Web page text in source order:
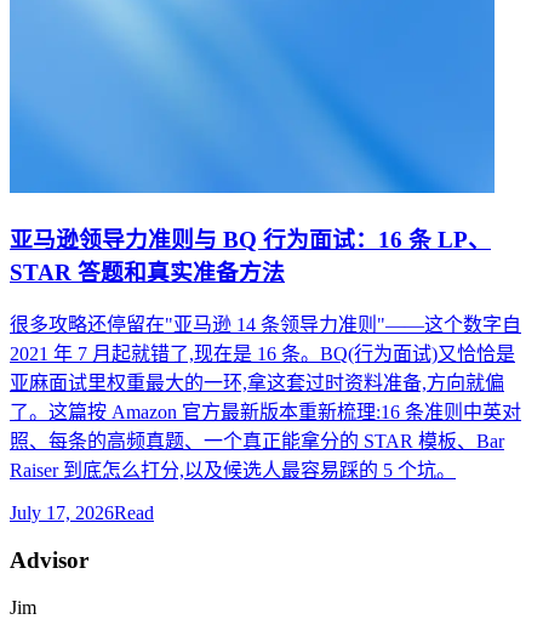
亚马逊领导力准则与 BQ 行为面试：16 条 LP、
STAR 答题和真实准备方法
很多攻略还停留在"亚马逊 14 条领导力准则"——这个数字自
2021 年 7 月起就错了,现在是 16 条。BQ(行为面试)又恰恰是
亚麻面试里权重最大的一环,拿这套过时资料准备,方向就偏
了。这篇按 Amazon 官方最新版本重新梳理:16 条准则中英对
照、每条的高频真题、一个真正能拿分的 STAR 模板、Bar
Raiser 到底怎么打分,以及候选人最容易踩的 5 个坑。
July 17, 2026Read
Advisor
Jim